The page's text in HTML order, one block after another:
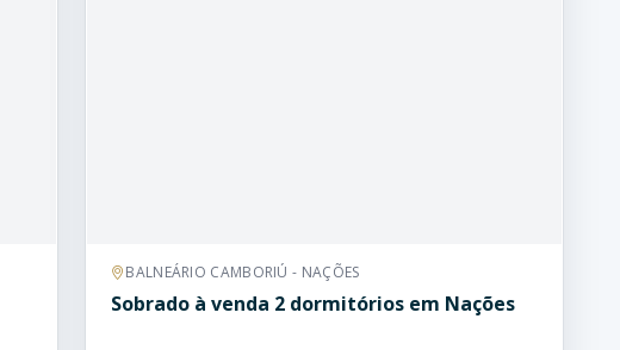
BALNEÁRIO CAMBORIÚ - NAÇÕES
Sobrado à venda 2 dormitórios em Nações